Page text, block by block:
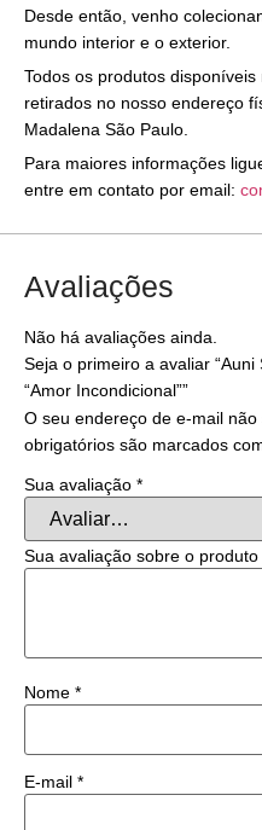
Desde então, venho
mundo interior e o exterior.
Todos os produtos
retirados no nosso endereço
Madalena São Paulo.
Para maiores informações
entre em contato por email:
Avaliações
Não há avaliações ainda.
Seja o primeiro a avaliar
“Amor Incondicional””
O seu endereço de e-mail não
obrigatórios são marcados
Sua avaliação *
Sua avaliação sobre o produto
Nome *
E-mail *